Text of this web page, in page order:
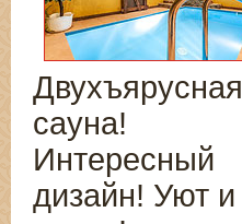
Двухъярусная
сауна!
Интересный
дизайн! Уют и